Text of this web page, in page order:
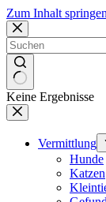
Zum Inhalt springen
Keine Ergebnisse
Vermittlung
Hunde
Katzen